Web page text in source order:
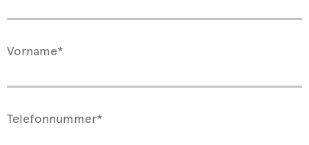
Vorname*
Telefonnummer*